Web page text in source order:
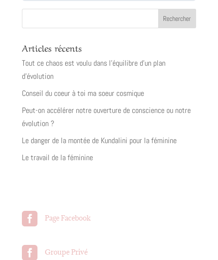
Articles récents
Tout ce chaos est voulu dans l’équilibre d’un plan
d’évolution
Conseil du coeur à toi ma soeur cosmique
Peut-on accélérer notre ouverture de conscience ou notre
évolution ?
Le danger de la montée de Kundalini pour la féminine
Le travail de la féminine
 Page Facebook
 Groupe Privé